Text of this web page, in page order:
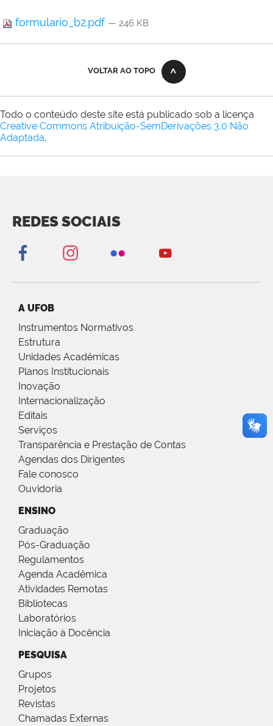
formulario_b2.pdf — 246 KB
VOLTAR AO TOPO
Todo o conteúdo deste site está publicado sob a licença
Creative Commons Atribuição-SemDerivações 3.0 Não
Adaptada.
REDES SOCIAIS
A UFOB
Instrumentos Normativos
Estrutura
Unidades Acadêmicas
Planos Institucionais
Inovação
Internacionalização
Editais
Serviços
Transparência e Prestação de Contas
Agendas dos Dirigentes
Fale conosco
Ouvidoria
ENSINO
Graduação
Pós-Graduação
Regulamentos
Agenda Acadêmica
Atividades Remotas
Bibliotecas
Laboratórios
Iniciação à Docência
PESQUISA
Grupos
Projetos
Revistas
Chamadas Externas